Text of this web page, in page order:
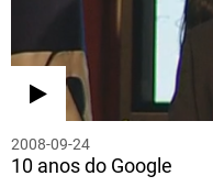
2008-09-24
10 anos do Google